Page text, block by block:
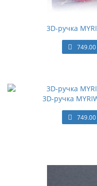
3D-ручка
749.00
3D-ручка
749.00